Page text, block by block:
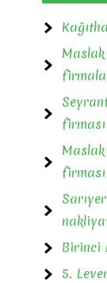
firması
Birinci
5.